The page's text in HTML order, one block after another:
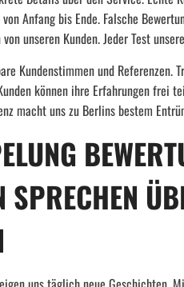
Anfang bis Ende. Falsche
unseren Kunden. Jeder Test
Kundenstimmen und Referenzen.
können ihre Erfahrungen frei
macht uns zu Berlins bestem
SPRECHEN